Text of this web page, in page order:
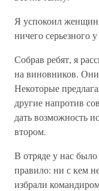
Я успокоил
ничего серьезного
Собрав ребят, я
на виновников.
Некоторые
другие напротив
дать возможность
втором.
В отряде у нас
правило: ни с кем
избрали